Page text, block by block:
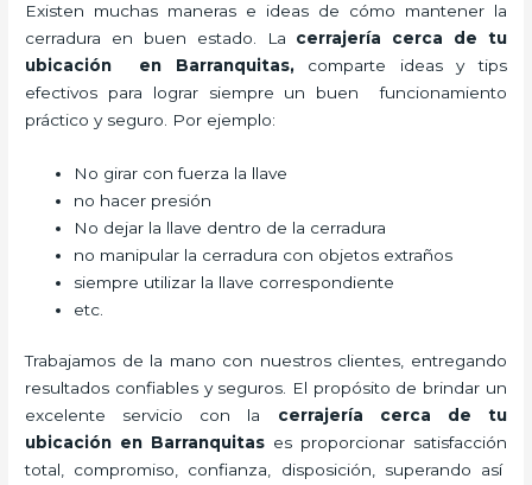
Existen muchas maneras e ideas de cómo mantener la
cerradura en buen estado. La cerrajería cerca de tu
ubicación en Barranquitas, comparte ideas y tips
efectivos para lograr siempre un buen funcionamiento
práctico y seguro. Por ejemplo:
No girar con fuerza la llave
no hacer presión
No dejar la llave dentro de la cerradura
no manipular la cerradura con objetos extraños
siempre utilizar la llave correspondiente
etc.
Trabajamos de la mano con nuestros clientes, entregando
resultados confiables y seguros. El propósito de brindar un
excelente servicio con la cerrajería cerca de tu
ubicación en Barranquitas es proporcionar satisfacción
total, compromiso, confianza, disposición, superando así